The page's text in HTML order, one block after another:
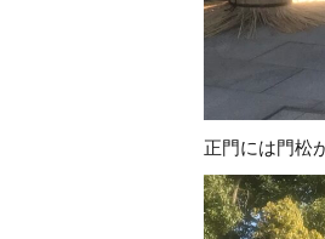
正門には門松